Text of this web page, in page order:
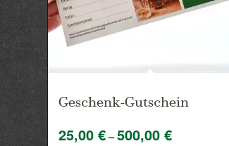
Geschenk-Gutschein
25,00 €–500,00 €Preisspanne: